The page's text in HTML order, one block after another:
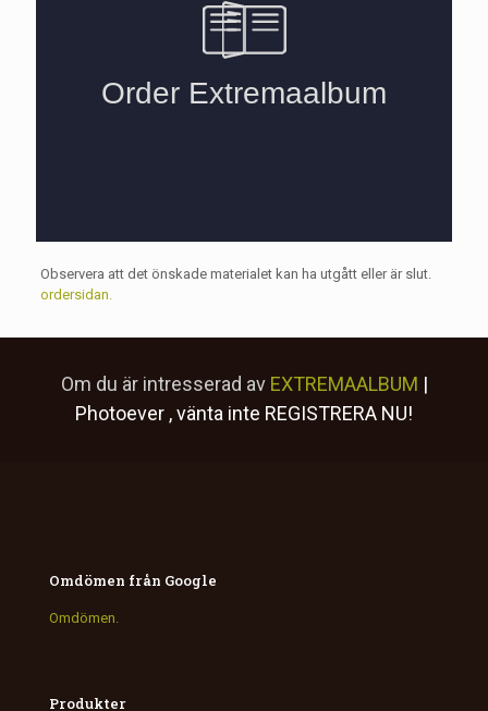
Observera att det önskade materialet kan ha utgått eller är slut.
ordersidan.
Om du är intresserad av EXTREMAALBUM |
Photoever , vänta inte REGISTRERA NU!
Omdömen från Google
Omdömen.
Produkter